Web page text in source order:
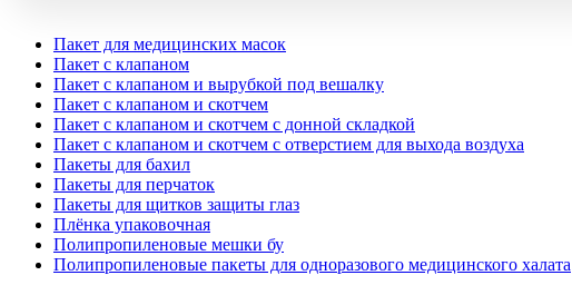
Пакет для медицинских масок
Пакет с клапаном
Пакет с клапаном и вырубкой под вешалку
Пакет с клапаном и скотчем
Пакет с клапаном и скотчем с донной складкой
Пакет с клапаном и скотчем с отверстием для выхода воздуха
Пакеты для бахил
Пакеты для перчаток
Пакеты для щитков защиты глаз
Плёнка упаковочная
Полипропиленовые мешки бу
Полипропиленовые пакеты для одноразового медицинского халата